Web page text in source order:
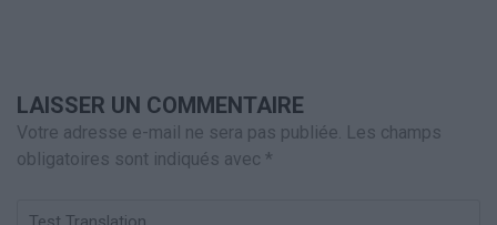
LAISSER UN COMMENTAIRE
Votre adresse e-mail ne sera pas publiée. Les champs
obligatoires sont indiqués avec *
Test